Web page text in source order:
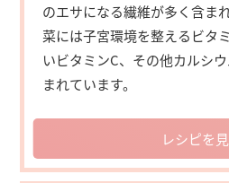
のエサになる繊維が多く含ま
菜には子宮環境を整えるビタ
いビタミンC、その他カルシ
まれています。
レシピを